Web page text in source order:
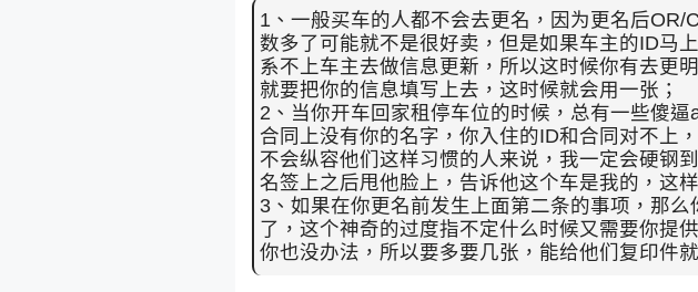
1、一般买车的人都不会去更名，因为更名后
数多了可能就不是很好卖，但是如果车主的ID马
系不上车主去做信息更新，所以这时候你有去更
就要把你的信息填写上去，这时候就会用一张；
2、当你开车回家租停车位的时候，总有一些傻
合同上没有你的名字，你入住的ID和合同对不上
不会纵容他们这样习惯的人来说，我一定会硬钢
名签上之后甩他脸上，告诉他这个车是我的，这
3、如果在你更名前发生上面第二条的事项，那
了，这个神奇的过度指不定什么时候又需要你提
你也没办法，所以要多要几张，能给他们复印件